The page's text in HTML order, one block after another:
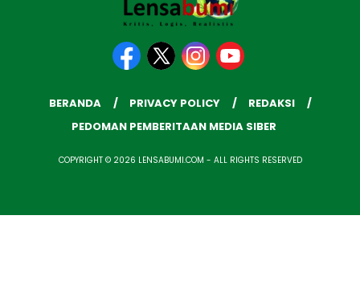
BERANDA PRIVACY POLICY
REDAKSI
PEDOMAN PEMBERITAAN MEDIA SIBER
COPYRIGHT © 2026 LENSABUMI.COM - ALL RIGHTS RESERVED